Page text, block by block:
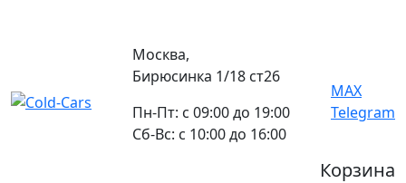
Москва,
Бирюсинка 1/18 ст26 ​
Пн-Пт: с 09:00 до 19:00
Сб-Вс: с 10:00 до 16:00
MAX
Telegram
Корзина